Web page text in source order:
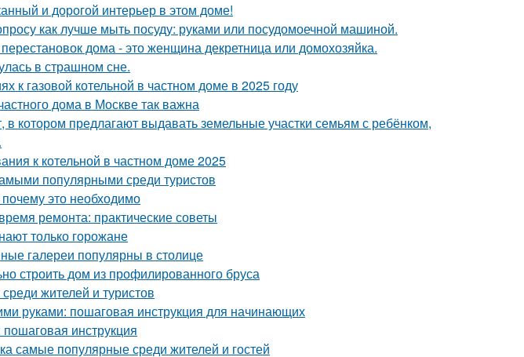
и дорогой интерьер в этом доме!
как лучше мыть посуду: руками или посудомоечной машиной.
дома - это женщина декретница или домохозяйка.
в страшном сне.
к газовой котельной в частном доме в 2025 году
дома в Москве так важна
в котором предлагают выдавать земельные участки семьям с ребёнком,
к котельной в частном доме 2025
популярными среди туристов
это необходимо
ремонта: практические советы
только горожане
галереи популярны в столице
строить дом из профилированного бруса
жителей и туристов
руками: пошаговая инструкция для начинающих
инструкция
самые популярные среди жителей и гостей